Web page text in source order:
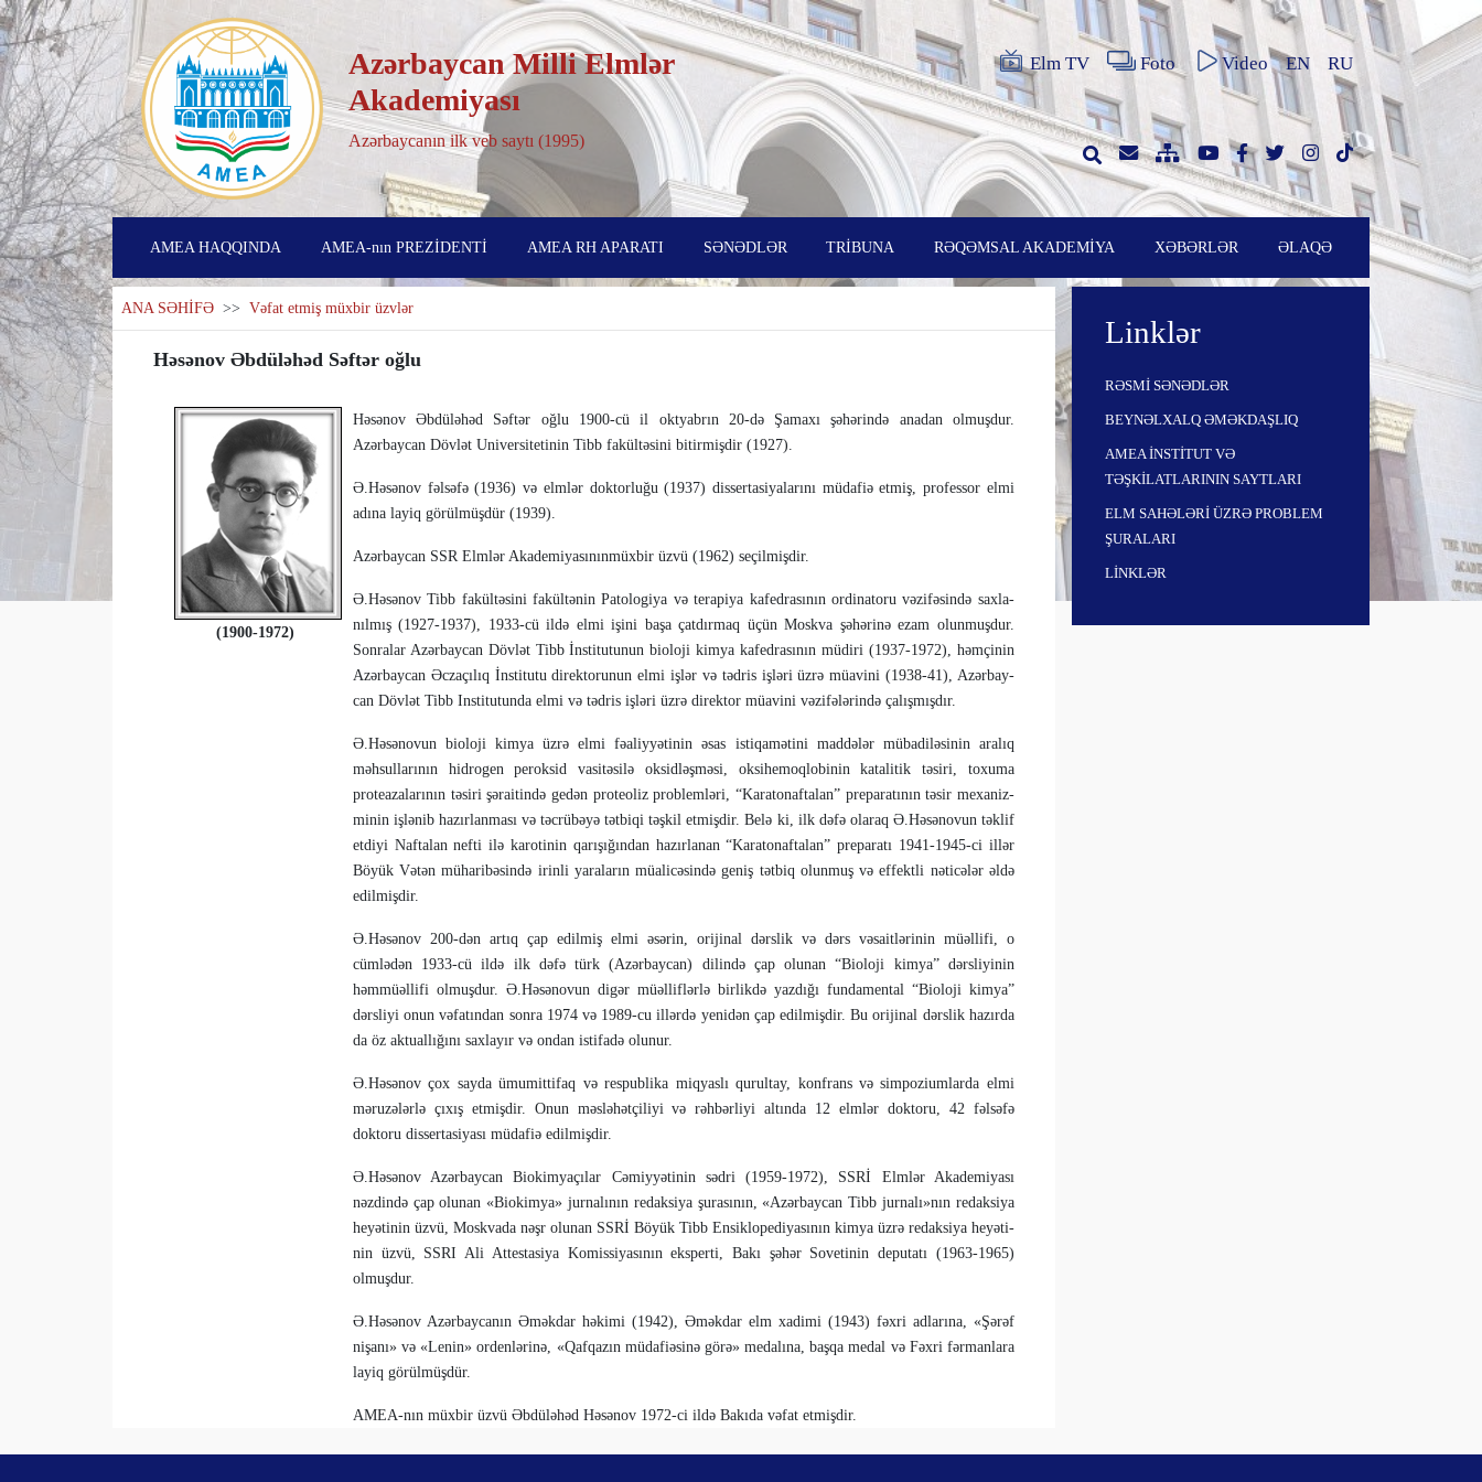
Azərbaycan Milli Elmlər
Akademiyası
Azərbaycanın ilk veb saytı (1995)
Elm TV Foto Video EN RU
AMEA HAQQINDA AMEA-nın PREZİDENTİ AMEA RH APARATI SƏNƏDLƏR TRİBUNA RƏQƏMSAL AKADEMİYA XƏBƏRLƏR ƏLAQƏ
ANA SƏHİFƏ >> Vəfat etmiş müxbir üzvlər
Həsənov Əbdüləhəd Səftər oğlu
Həsənov Əbdüləhəd Səftər oğlu 1900-cü il oktyabrın 20-də Şa­ma­xı şə­hə­rində ana­dan olmuşdur.
Azərbaycan Dövlət Universi­tetinin Tibb fakültəsini bitirmişdir (1927).
Ə.Həsənov fəlsəfə (1936) və elmlər dok­tor­luğu (1937) dissertasi­yalarını mü­­dafiə etmiş, pro­fessor elmi
adına layiq görülmüş­dür (1939).
Azərbaycan SSR Elmlər Akade­miya­sınınmüxbir üzvü (1962) seçilmişdir.
Ə.Həsənov Tibb fakültəsini fakültənin Patologiya və terapi­ya ka­fed­rasının ordinatoru vəzi­fə­sində sax­la­
nıl­mış (1927-1937), 1933-cü ildə elmi işini başa çatdırmaq üçün Moskva şəhərinə ezam olunmuşdur.
Sonralar Azərbaycan Döv­lət Tibb İnsti­tutunun bioloji kimya ka­fed­rasının müdiri (1937-1972), həmçinin
Azərbaycan Əc­za­çılıq İnsti­tutu direktoru­nun elmi işlər və təd­ris işləri üzrə müa­vini (1938-41), Azərbay­
can Dövlət Tibb Ins­titu­tunda elmi və tədris işləri üzrə direktor müavi­ni vəzi­fələrində çalışmışdır.
Ə.Həsənovun bioloji kimya üzrə elmi fəaliyyətinin əsas istiqamətini maddə­lər mübadiləsinin aralıq
məhsullarının hidrogen peroksid vasitəsilə oksidləş­məsi, oksihemoqlobinin katalitik təsiri, toxuma
proteazalarının təsiri şəraitin­də gedən proteoliz problemləri, “Karatonaftalan” preparatının təsir mexaniz­
minin işlənib hazırlanması və təcrübəyə tətbiqi təşkil etmişdir. Belə ki, ilk dəfə olaraq Ə.Həsənovun təklif
etdiyi Naftalan nefti ilə karotinin qarışı­ğından ha­zırlanan “Karatonaftalan” preparatı 1941-1945-ci illər
Böyük Vətən mühari­bəsində irinli yaraların müalicəsində geniş tətbiq olunmuş və effektli nəticələr əldə
edilmişdir.
Ə.Həsənov 200-dən artıq çap edilmiş elmi əsərin, orijinal dərslik və dərs vəsaitlərinin müəllifi, o
cümlədən 1933-cü ildə ilk dəfə türk (Azərbay­can) dilin­də çap olunan “Bioloji kimya” dərsliyinin
həmmüəllifi olmuşdur. Ə.Hə­sə­novun digər müəlliflərlə birlikdə yazdığı fundamental “Bioloji kimya”
dərsliyi onun vəfatından sonra 1974 və 1989-cu illərdə yenidən çap edilmişdir. Bu orijinal dərslik hazırda
da öz aktuallığını saxlayır və ondan istifadə olunur.
Ə.Həsənov çox sayda ümumittifaq və respublika miqyaslı qurultay, konfrans və simpoziumlarda elmi
məruzələrlə çıxış etmişdir. Onun məs­ləhətçiliyi və rəhbərli­yi altında 12 elmlər doktoru, 42 fəlsəfə
doktoru dis­sertasiyası müdafiə edilmişdir.
Ə.Həsənov Azərbaycan Biokimyaçılar Cəmiy­yətinin sədri (1959-1972), SSRİ Elmlər Akademiyası
nəzdində çap olunan «Biokimya» jur­nalı­nın redaksiya şu­ra­sı­nın, «Azər­bay­­can Tibb jur­na­lı»nın redaksiya
heyətinin üzvü, Moskvada nəşr olunan SSRİ Böyük Tibb Ensiklopediyasının kim­ya üzrə re­daksiya hey­əti­
nin üzvü, SSRI Ali At­tes­tasiya Komissi­yası­nın eksperti, Bakı şəhər Sovetinin depu­tatı (1963-1965)
olmuşdur.
Ə.Həsənov Azərbay­ca­nın Əməkdar həkimi (1942), Əməkdar elm xadimi (1943) fəxri adlarına, «Şə­rəf
nişanı» və «Lenin» ordenlərinə, «Qafqa­zın mü­dafiəsinə gö­rə» medalına, başqa medal və Fəxri fərmanlara
layiq görülmüşdür.
AMEA-nın müxbir üzvü Əbdüləhəd Həsənov 1972-ci ildə Bakıda vəfat etmişdir.
(1900-1972)
Linklər
RƏSMİ SƏNƏDLƏR
BEYNƏLXALQ ƏMƏKDAŞLIQ
AMEA İNSTİTUT VƏ
TƏŞKİLATLARININ SAYTLARI
ELM SAHƏLƏRİ ÜZRƏ PROBLEM
ŞURALARI
LİNKLƏR